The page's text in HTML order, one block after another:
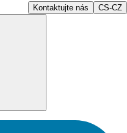
Kontaktujte nás CS-CZ